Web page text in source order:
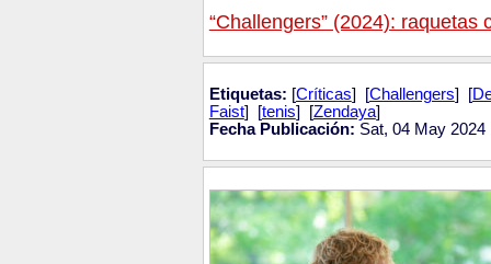
“Challengers” (2024):
Etiquetas: [Críticas] [Challengers] [
Faist] [tenis] [Zendaya]
Fecha Publicación: Sat, 04 May 2024